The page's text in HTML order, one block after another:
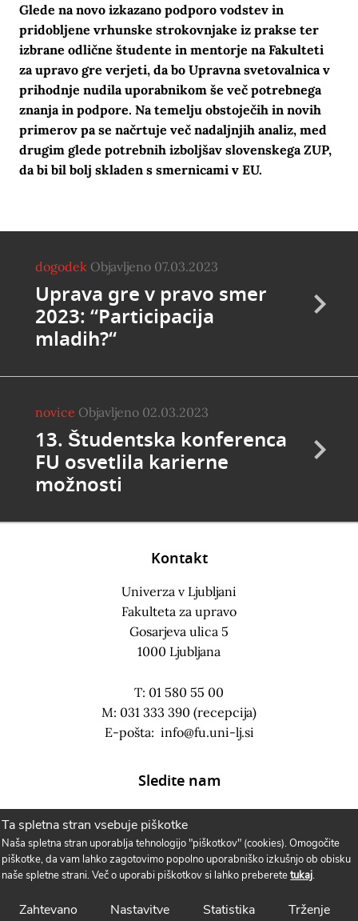
Ta spletna stran vsebuje piškotke
Naša spletna stran uporablja tehnologijo "piškotkov" (cookies). Omogočite
piškotke, da vam lahko zagotovimo popolno uporabniško izkušnjo ob obisku
naše spletne strani. Več o uporabi piškotkov si lahko preberetetukaj.
Zahtevano Nastavitve Statistika Trženje
Glede na novo izkazano podporo vodstev in
pridobljene vrhunske strokovnjake iz prakse ter
izbrane odlične študente in mentorje na Fakulteti
za upravo gre verjeti, da bo Upravna svetovalnica v
prihodnje nudila uporabnikom še več potrebnega
znanja in podpore. Na temelju obstoječih in novih
primerov pa se načrtuje več nadaljnjih analiz, med
drugim glede potrebnih izboljšav slovenskega ZUP,
da bi bil bolj skladen s smernicami v EU.
dogodek Objavljeno 07.03.2023
Uprava gre v pravo smer
2023: “Participacija
mladih?“
novice Objavljeno 02.03.2023
13. Študentska konferenca
FU osvetlila karierne
možnosti
Kontakt
Univerza v Ljubljani
Fakulteta za upravo
Gosarjeva ulica 5
1000 Ljubljana
T: 01 580 55 00
M: 031 333 390 (recepcija)
E-pošta: info@fu.uni-lj.si
Sledite nam